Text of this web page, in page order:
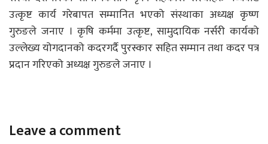
उत्कृष्ट कार्य गरेबापत सम्मानित भएको संस्थाका अध्यक्ष कृष्ण
गुरुङले जनाए । कृषि कर्ममा उत्कृष्ट, सामुदायिक नर्सरी कार्यको
उल्लेख्य योगदानको कदरगर्दै पुरस्कार सहित सम्मान तथा कदर पत्र
प्रदान गरिएको अध्यक्ष गुरुङले जनाए ।
Leave a comment